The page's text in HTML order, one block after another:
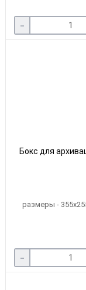
-
Бокс для
размеры -
-